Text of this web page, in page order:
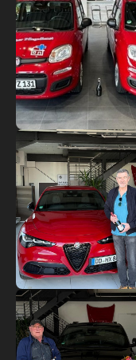
Show larger version
Show larger version